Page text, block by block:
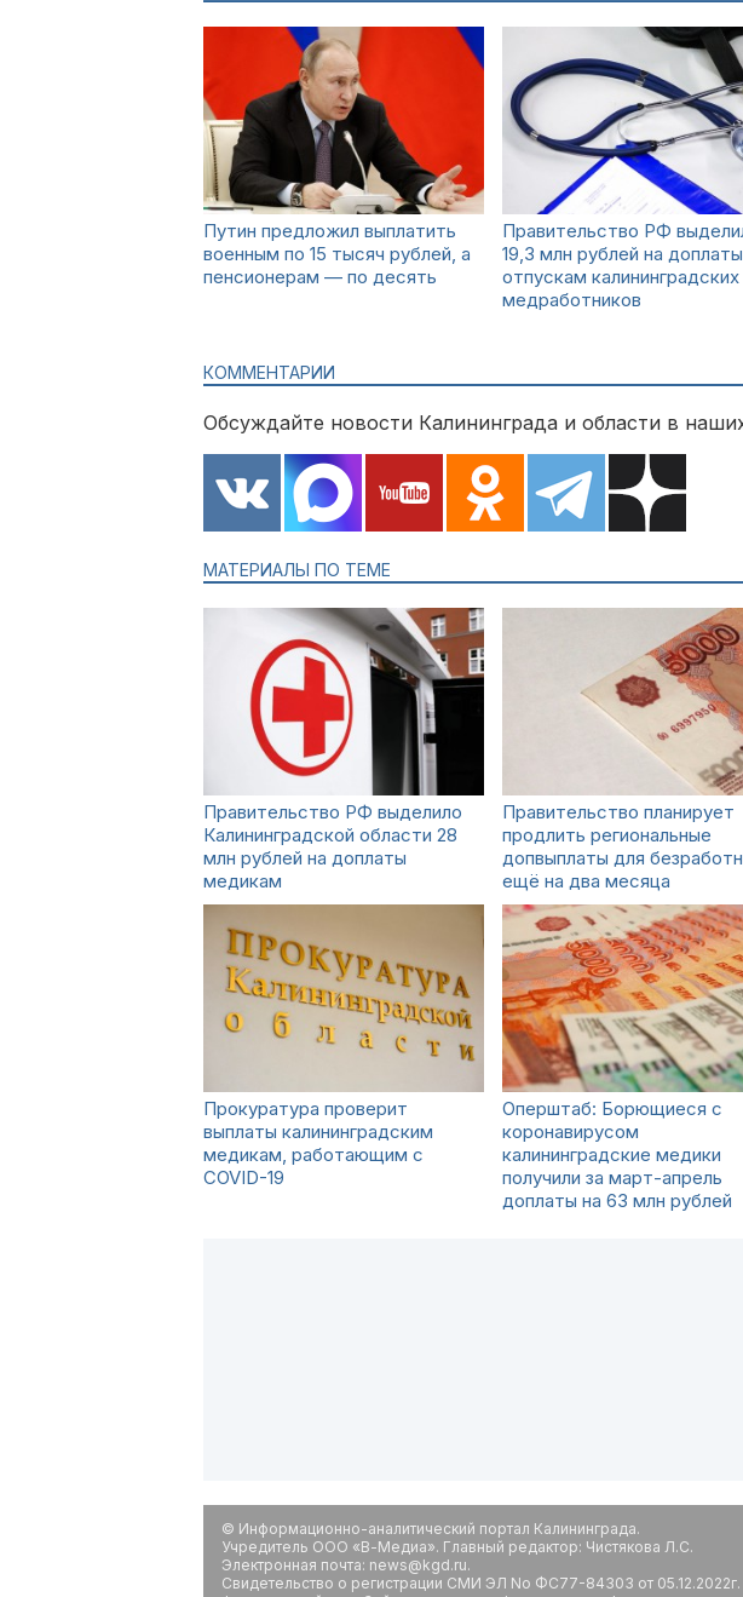
Путин предложил выплатить
военным по 15 тысяч рублей, а
пенсионерам — по десять
Правительство РФ
19,3 млн рублей на
отпускам калининградских
медработников
КОММЕНТАРИИ
Обсуждайте новости Калининграда и области в
МАТЕРИАЛЫ ПО ТЕМЕ
Правительство РФ выделило
Калининградской области 28
млн рублей на доплаты
медикам
Правительство планирует
продлить региональные
допвыплаты для
ещё на два месяца
Прокуратура проверит
выплаты калининградским
медикам, работающим с
COVID-19
Оперштаб: Борющиеся с
коронавирусом
калининградские медики
получили за март-апрель
доплаты на 63 млн рублей
© Информационно-аналитический портал Калининграда.
Учредитель ООО «В-Медиа». Главный редактор: Чистякова Л.С.
Электронная почта: news@kgd.ru.
Свидетельство о регистрации СМИ ЭЛ No ФС77-84303 от